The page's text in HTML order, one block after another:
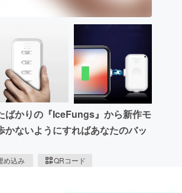
ばかりの『IceFungs』から新作モ
ないようにすればあなたのバッ
め込み QRコード